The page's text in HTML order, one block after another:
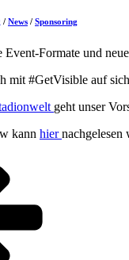
/ News / Sponsoring
Formate und
mit #GetVisible auf
geht unser
kann hiernachgelesen